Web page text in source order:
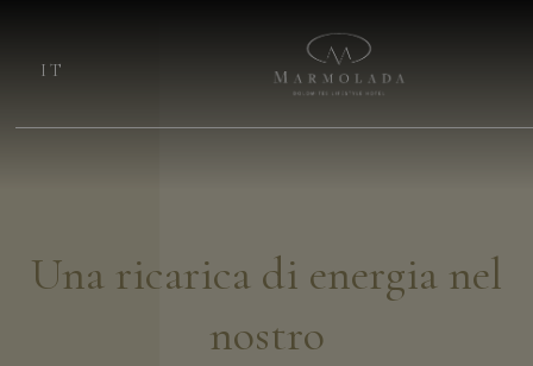
IT
Una ricarica di energia nel
nostro